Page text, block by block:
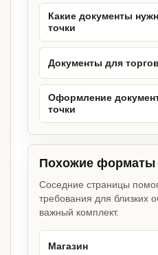
Какие документы
точки
Документы для
Оформление
точки
Похожие форматы
Соседние страницы
требования для близких
важный комплект.
Магазин